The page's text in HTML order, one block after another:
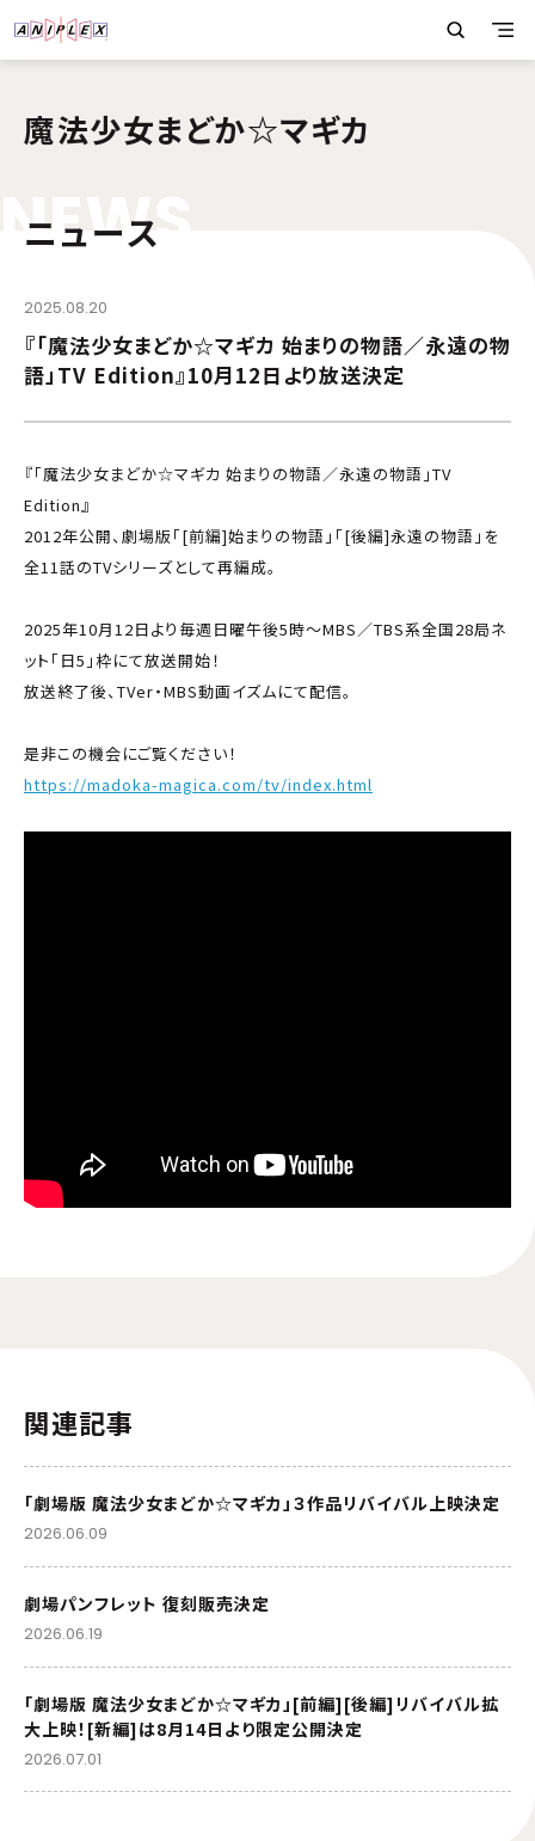
魔法少女まどか☆マギカ
NEWS
ニュース
2025.08.20
『「魔法少女まどか☆マギカ 始まりの物語／永遠の物
語」TV Edition』10月12日より放送決定
『「魔法少女まどか☆マギカ 始まりの物語／永遠の物語」TV
Edition』
2012年公開、劇場版「[前編]始まりの物語」「[後編]永遠の物語」を
全11話のTVシリーズとして再編成。
2025年10月12日より毎週日曜午後5時～MBS／TBS系全国28局ネ
ット「日5」枠にて放送開始！
放送終了後、TVer・MBS動画イズムにて配信。
是非この機会にご覧ください！
https://madoka-magica.com/tv/index.html
関連記事
「劇場版 魔法少女まどか☆マギカ」３作品リバイバル上映決定
2026.06.09
劇場パンフレット 復刻販売決定
2026.06.19
「劇場版 魔法少女まどか☆マギカ」[前編][後編]リバイバル拡
大上映！[新編]は8月14日より限定公開決定
2026.07.01